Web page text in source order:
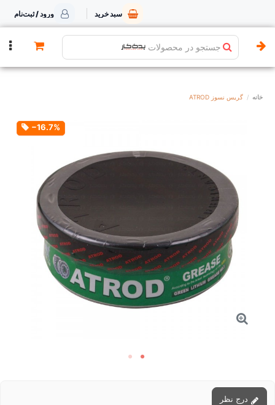
سبد خرید ورود / ثبت‌نام
جستجو در محصولات
خانه گریس نسوز ATROD
‎−16.7%